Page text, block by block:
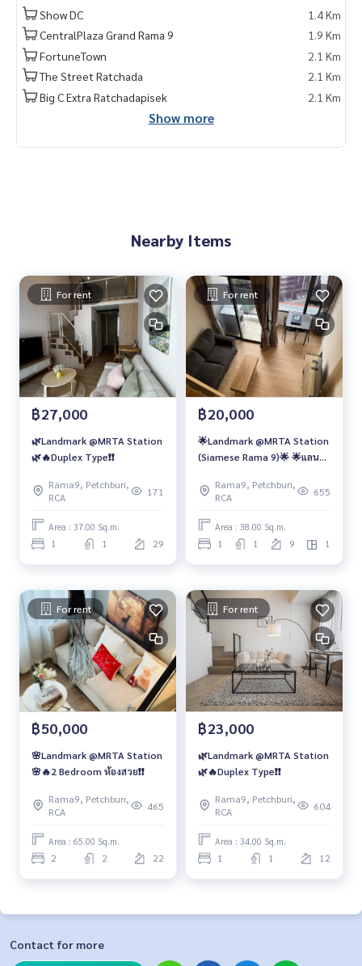
Show DC
1.4 Km
CentralPlaza Grand Rama 9
1.9 Km
FortuneTown
2.1 Km
The Street Ratchada
2.1 Km
Big C Extra Ratchadapisek
2.1 Km
Show more
Nearby Items
For rent
฿27,000
🌿Landmark @MRTA Station
🌿🔥Duplex Type❗️❗️
Rama9, Petchburi,
RCA
171
Area : 37.00 Sq.m.
1 1 29
For rent
฿20,000
🌟Landmark @MRTA Station
(Siamese Rama 9)🌟 🌟แลนด์
ไซมิส พระราม9🌟 🚝Near MRT
Rama9, Petchburi,
RCA
655
Area : 38.00 Sq.m.
1 1 9 1
For rent
฿50,000
🌸Landmark @MRTA Station
🌸🔥2 Bedroom ห้องสวย❗️❗️
Rama9, Petchburi,
RCA
465
Area : 65.00 Sq.m.
2 2 22
For rent
฿23,000
🌿Landmark @MRTA Station
🌿🔥Duplex Type❗️❗️
Rama9, Petchburi,
RCA
604
Area : 34.00 Sq.m.
1 1 12
Contact for more